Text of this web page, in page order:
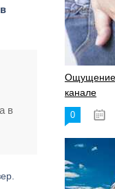
в
Ощущение
канале
0